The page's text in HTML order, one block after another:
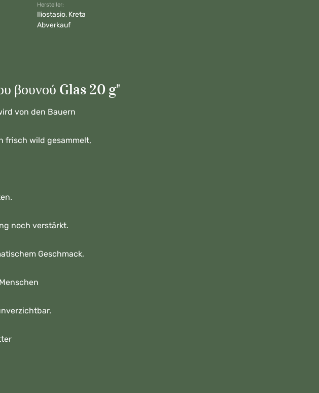
Hersteller:
Iliostasio, Kreta
Abverkauf
βουνού Glas 20 g"
von den Bauern
frisch wild gesammelt,
noch verstärkt.
Geschmack,